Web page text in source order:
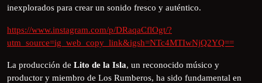
inexplorados para crear un sonido fresco y auténtico.
https://www.instagram.com/p/DRaqaCflOgt/?
utm_source=ig_web_copy_link&igsh=NTc4MTIwNjQ2YQ==
La producción de Lito de la Isla, un reconocido músico y
productor y miembro de Los Rumberos, ha sido fundamental en